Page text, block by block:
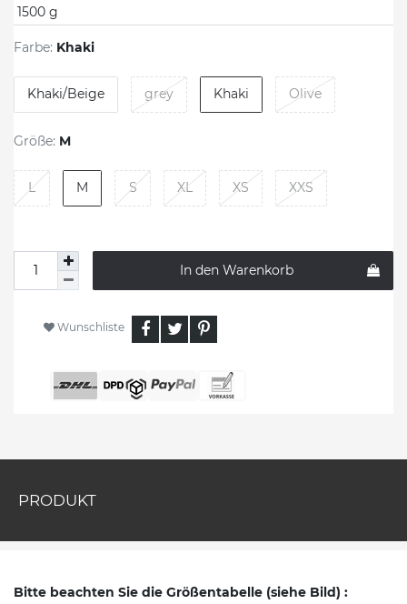
1500 g
Farbe: Khaki
Khaki/Beige grey Khaki Olive
Größe: M
L M S XL XS XXS
In den Warenkorb
Wunschliste
PRODUKT
Bitte beachten Sie die Größentabelle (siehe Bild) :